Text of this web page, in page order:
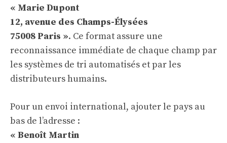
« Marie Dupont
12, avenue des Champs-Élysées
75008 Paris ». Ce format assure une
reconnaissance immédiate de chaque champ par
les systèmes de tri automatisés et par les
distributeurs humains.
Pour un envoi international, ajouter le pays au
bas de l’adresse :
« Benoît Martin